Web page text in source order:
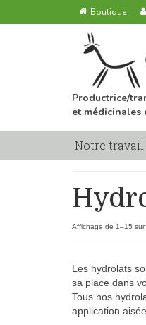
Boutique
Productrice/
et médicinales
Notre travail
Affichage de 1–15
Les hydrolats
sa place dans
Tous nos
application